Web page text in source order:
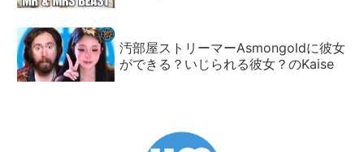
汚部屋ストリーマーAsmongoldに彼女
ができる？いじられる彼女？のKaise